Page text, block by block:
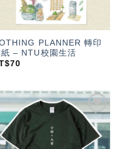
PLANNER 轉印
紙 – NTU校園生活
70
加入
「願
望輕
單」